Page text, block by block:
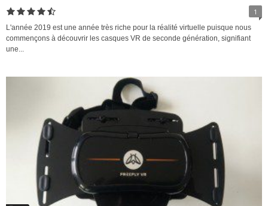
1
L'année 2019 est une année très riche pour la réalité virtuelle puisque nous
commençons à découvrir les casques VR de seconde génération, signifiant
une...